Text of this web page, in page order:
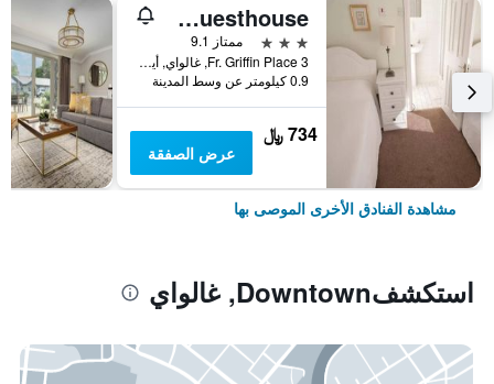
Griffin Lodge Guesthouse
3 نجوم
ممتاز 9.1
3 Fr. Griffin Place, غالواي, أيرلندا
0.9 كيلومتر عن وسط المدينة
734 ﷼
عرض الصفقة
مشاهدة الفنادق الأخرى الموصى بها
استكشفDowntown, غالواي